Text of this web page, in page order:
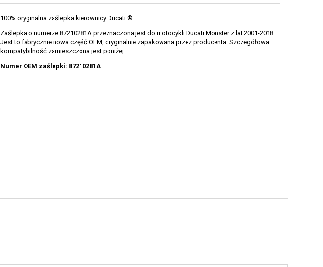
100% oryginalna zaślepka kierownicy Ducati ®.
Zaślepka o numerze 87210281A przeznaczona jest do motocykli Ducati Monster z lat 2001-2018.
Jest to fabrycznie nowa część OEM, oryginalnie zapakowana przez producenta. Szczegółowa
kompatybilność zamieszczona jest poniżej.
Numer OEM zaślepki: 87210281A